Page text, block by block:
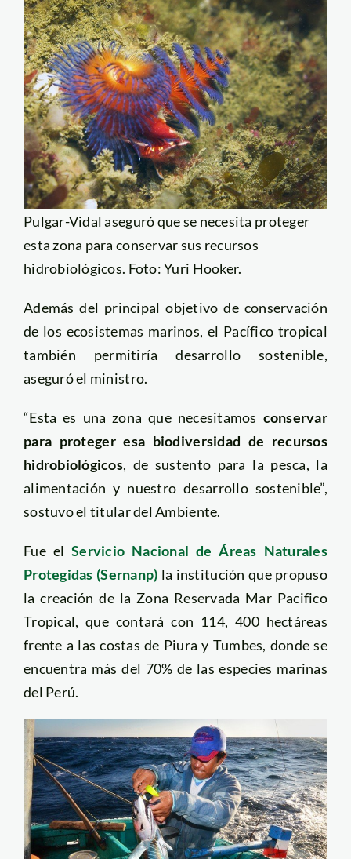
Pulgar-Vidal aseguró que se necesita proteger
esta zona para conservar sus recursos
hidrobiológicos. Foto: Yuri Hooker.
Además del principal objetivo de conservación
de los ecosistemas marinos, el Pacífico tropical
también permitiría desarrollo sostenible,
aseguró el ministro.
“Esta es una zona que necesitamos conservar
para proteger esa biodiversidad de recursos
hidrobiológicos, de sustento para la pesca, la
alimentación y nuestro desarrollo sostenible”,
sostuvo el titular del Ambiente.
Fue elServicio Nacional de Áreas Naturales
Protegidas (Sernanp) la institución que propuso
la creación de la Zona Reservada Mar Pacifico
Tropical, que contará con 114, 400 hectáreas
frente a las costas de Piura y Tumbes, donde se
encuentra más del 70% de las especies marinas
del Perú.